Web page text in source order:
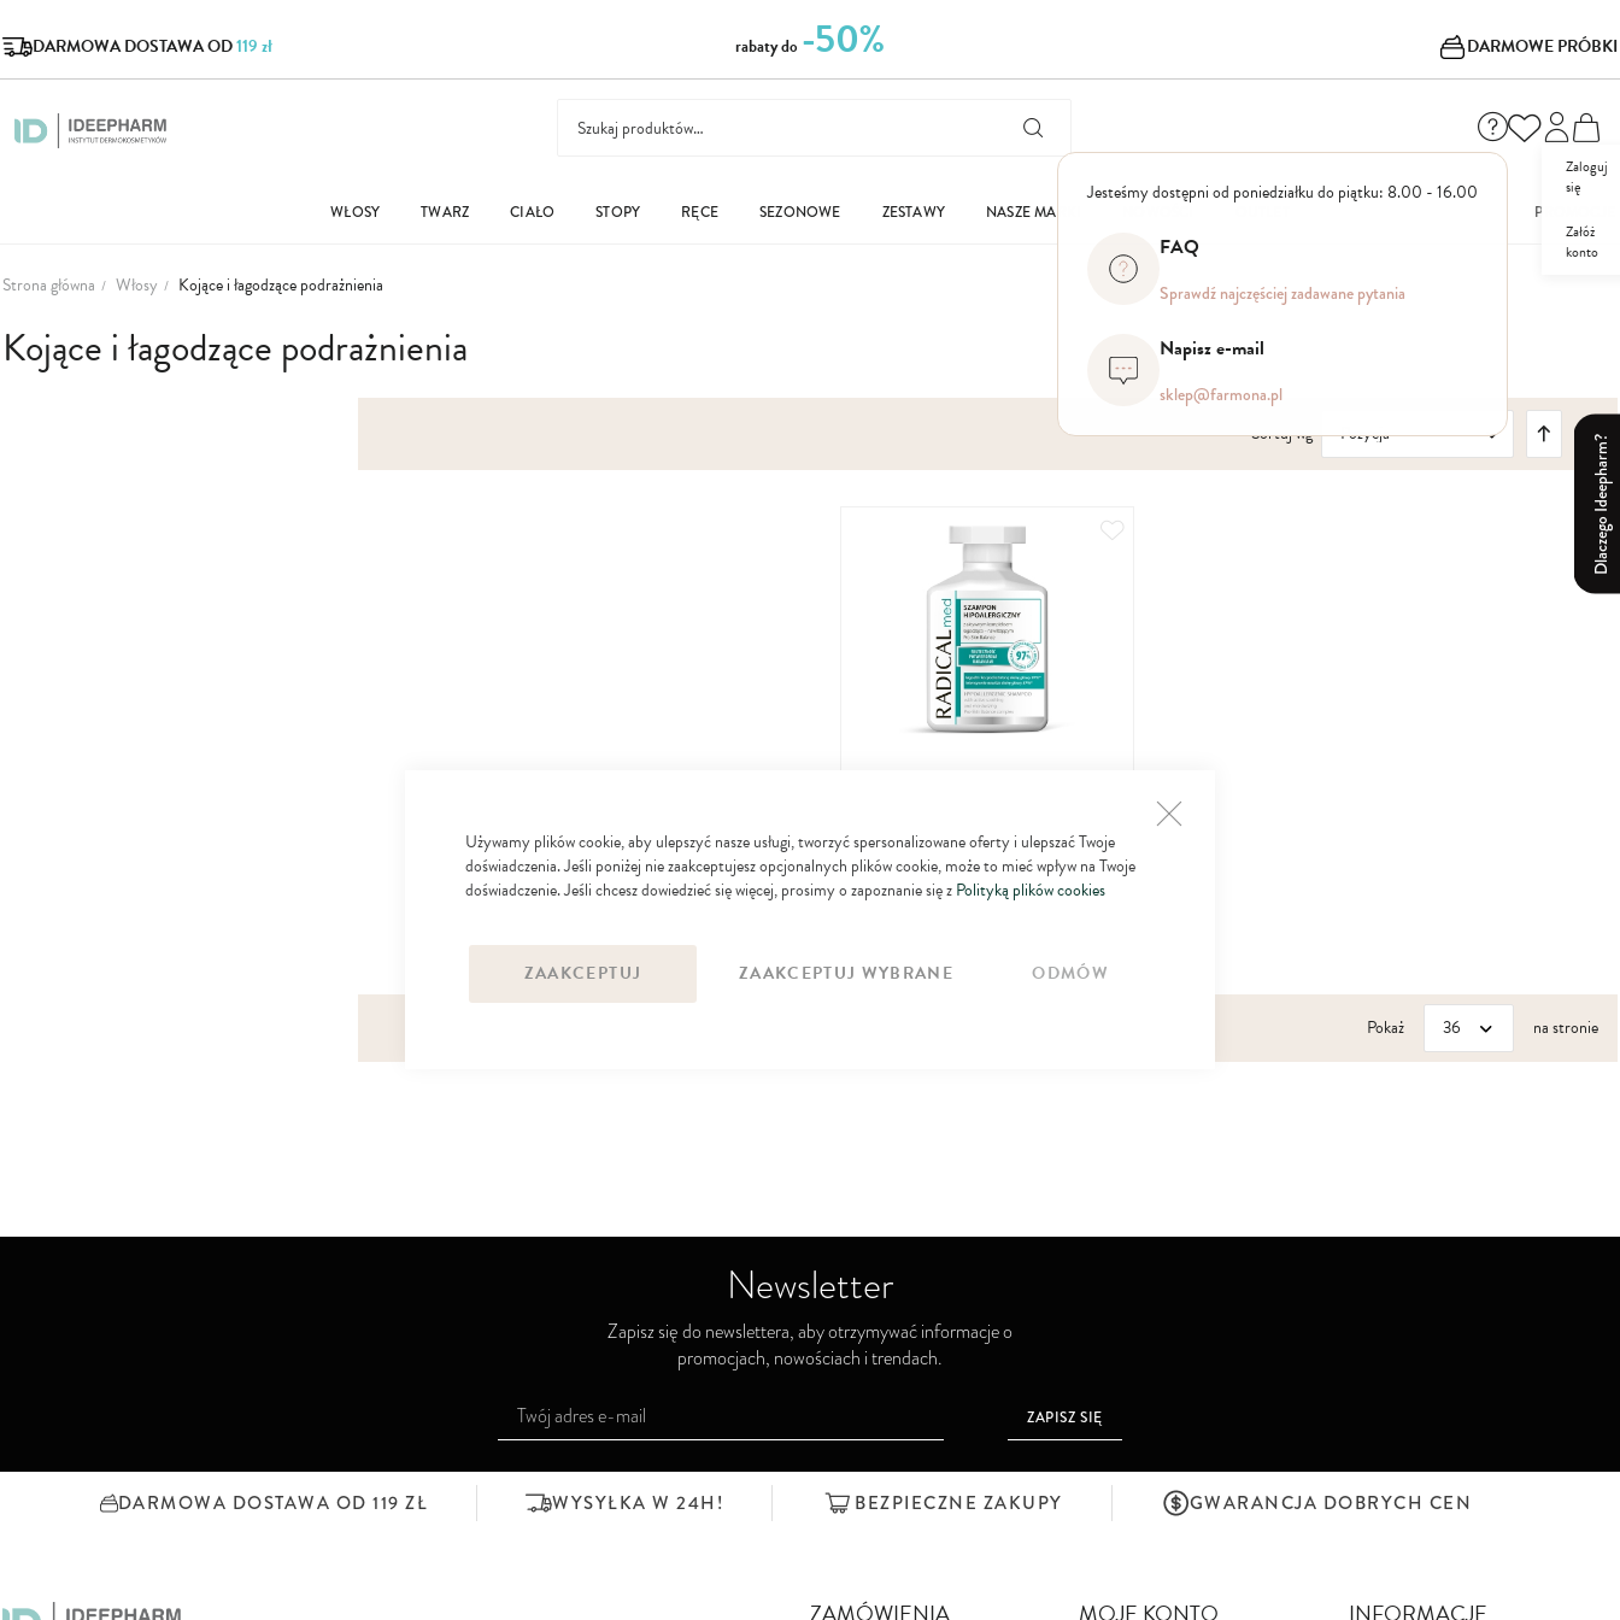
Używamy plików cookie, aby ulepszyć nasze usługi, tworzyć spersonalizowane oferty i ulepszać Twoje
doświadczenia. Jeśli poniżej nie zaakceptujesz opcjonalnych plików cookie, może to mieć wpływ na Twoje
doświadczenie. Jeśli chcesz dowiedzieć się więcej, prosimy o zapoznanie się zPolityką plików cookies
ZAAKCEPTUJ ZAAKCEPTUJ WYBRANE ODMÓW
DARMOWA DOSTAWA OD119 zł rabaty do -50% DARMOWE PRÓBKI
Jesteśmy dostępni od poniedziałku do piątku: 8.00 - 16.00
FAQ
Sprawdź najczęściej zadawane pytania
Napisz e-mail
sklep@farmona.pl
Zaloguj
się
Załóż
konto
Dlaczego Ideepharm?
WŁOSY TWARZ CIAŁO STOPY RĘCE SEZONOWE ZESTAWY NASZE MARKI PROMOCJE
Strona główna Włosy Kojące i łagodzące podrażnienia
Kojące i łagodzące podrażnienia
Sortuj wg
Ustaw
kierunek
malejący
17 99
zł
Pokaż na stronie
Newsletter
Zapisz się do newslettera, aby otrzymywać informacje o
promocjach, nowościach i trendach.
u
ZAPISZ SIĘ
DARMOWA DOSTAWA OD 119 ZŁ WYSYŁKA W 24H! BEZPIECZNE ZAKUPY GWARANCJA DOBRYCH CEN
ZAMÓWIENIA MOJE KONTO INFORMACJE